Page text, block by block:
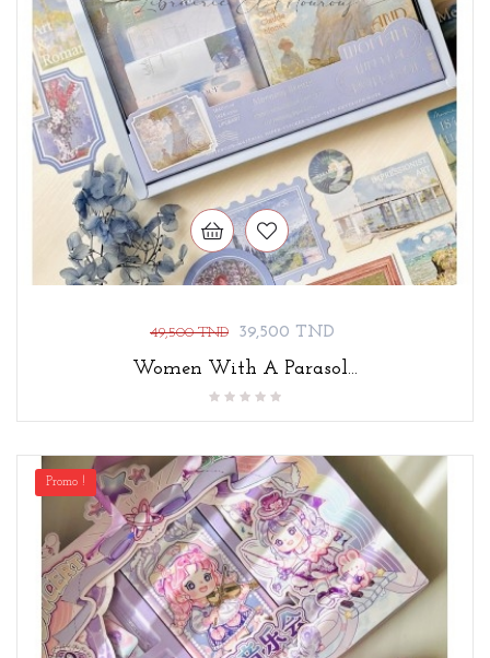
Prix
base
49,500 TND Prix
39,500 TND
Women With A Parasol...
Promo !